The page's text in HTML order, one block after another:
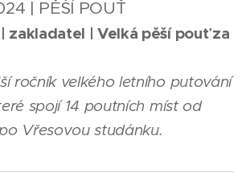
| PĚŠÍ POUŤ
| zakladatel | Velká pěší pouť za
ročník velkého letního putování
spojí 14 poutních míst od
Vřesovou studánku.